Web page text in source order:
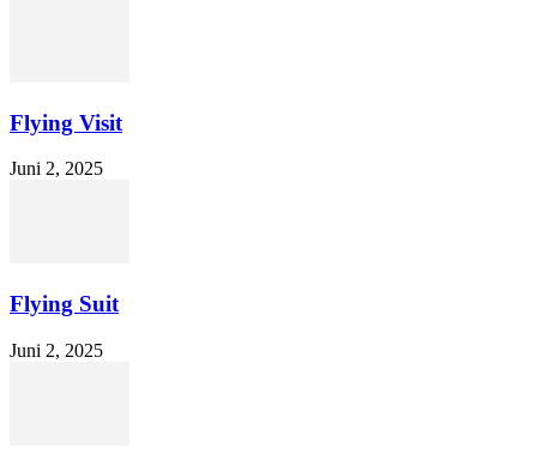
Flying Visit
Juni 2, 2025
Flying Suit
Juni 2, 2025